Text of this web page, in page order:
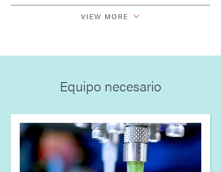
Guía: Equipos de fotopolimerización (Europa|EN)
Guía: Equipo dispensador (Europa|ES)
Guía: Equipos de fotocurado (Asia|EN)
Guía: Equipo dispensador (Asia|ES)
VIEW MORE
Equipo necesario